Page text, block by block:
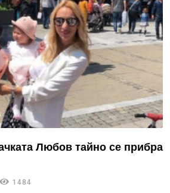
Любов тайно се прибра
1484